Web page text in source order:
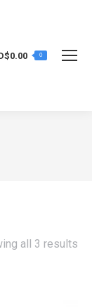
0.00 0
all 3 results